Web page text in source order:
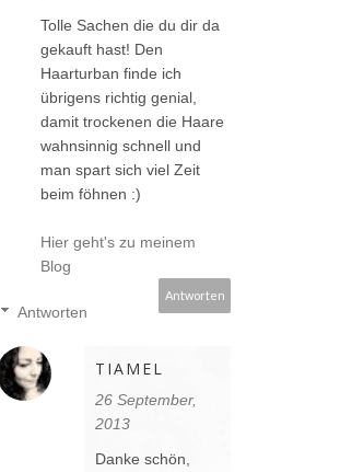
Tolle Sachen die du dir da
gekauft hast! Den
Haarturban finde ich
übrigens richtig genial,
damit trockenen die Haare
wahnsinnig schnell und
man spart sich viel Zeit
beim föhnen :)
Hier geht's zu meinem
Blog
Antworten
Antworten
TIAMEL
26 September,
2013
Danke schön,